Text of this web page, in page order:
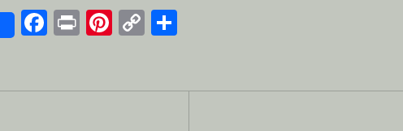
Facebook
PrintPinterest
Copy